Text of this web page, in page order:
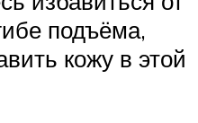
подъёма,
кожу в этой